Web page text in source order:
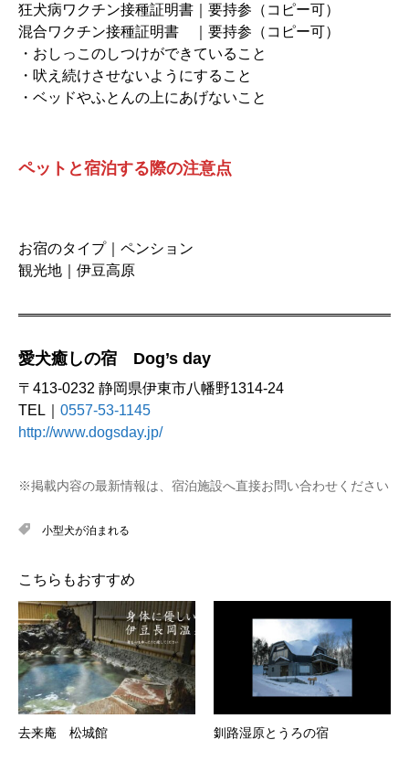
狂犬病ワクチン接種証明書｜要持参（コピー可）
混合ワクチン接種証明書 ｜要持参（コピー可）
・おしっこのしつけができていること
・吠え続けさせないようにすること
・ベッドやふとんの上にあげないこと
ペットと宿泊する際の注意点
お宿のタイプ｜ペンション
観光地｜伊豆高原
愛犬癒しの宿 Dog’s day
〒413-0232 静岡県伊東市八幡野1314-24
TEL｜ 0557-53-1145
http://www.dogsday.jp/
※掲載内容の最新情報は、宿泊施設へ直接お問い合わせください
小型犬が泊まれる
こちらもおすすめ
去来庵 松城館 釧路湿原とうろの宿